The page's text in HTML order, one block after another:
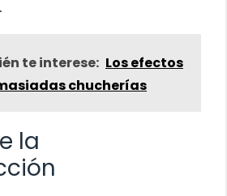
te interese: Los efectos
chucherías
la